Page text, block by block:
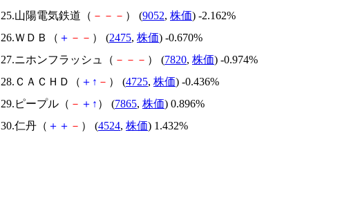
25.山陽電気鉄道（ － － － ） (9052, 株価) -2.162%
26.ＷＤＢ（ ＋ － － ） (2475, 株価) -0.670%
27.ニホンフラッシュ（ － － － ） (7820, 株価) -0.974%
28.ＣＡＣＨＤ（ ＋ ↑ － ） (4725, 株価) -0.436%
29.ピープル（ － ＋ ↑ ） (7865, 株価) 0.896%
30.仁丹（ ＋ ＋ － ） (4524, 株価) 1.432%